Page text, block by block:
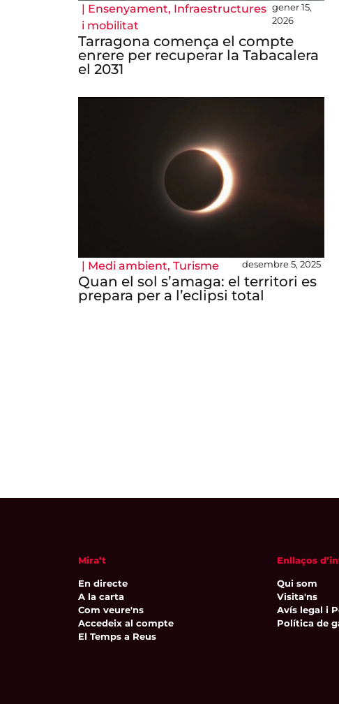
| Ensenyament, Infraestructures
i mobilitat
gener 15,
2026
Tarragona comença el compte
enrere per recuperar la Tabacalera
el 2031
| Medi ambient, Turisme desembre 5, 2025
Quan el sol s’amaga: el territori es
prepara per a l’eclipsi total
Mira’t
En directe
A la carta
Com veure'ns
Accedeix al compte
El Temps a Reus
Enllaços
Qui som
Visita'ns
Avís legal i
Política de